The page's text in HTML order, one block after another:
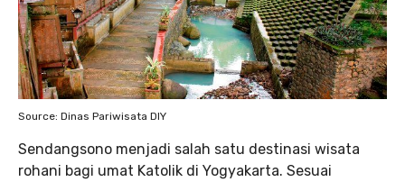
Source: Dinas Pariwisata DIY
Sendangsono menjadi salah satu destinasi wisata
rohani bagi umat Katolik di Yogyakarta. Sesuai